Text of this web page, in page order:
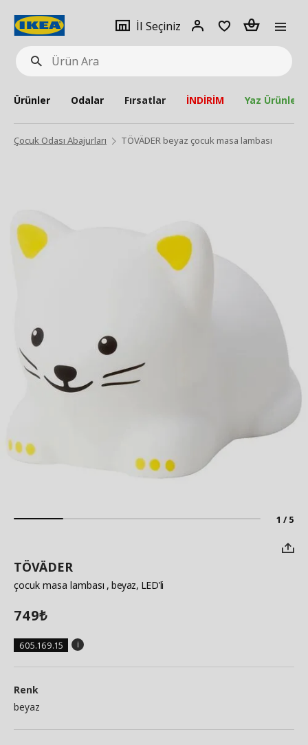
Ürün
Ara
İl Seçiniz
Giriş
Adet
Ürünler Odalar Fırsatlar İNDİRİM Yaz Ürünleri
Çocuk Odası Abajurları TÖVÄDER beyaz çocuk masa lambası
1 / 5
TÖVÄDER
çocuk masa lambası , beyaz, LED'li
749₺
605.169.15
Renk
beyaz